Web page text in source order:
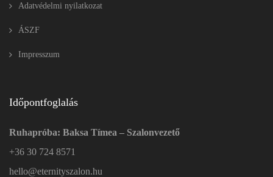
Adatvédelmi nyilatkozat
ÁSZF
Impresszum
Időpontfoglalás
Ruhapróba: Baksa Tímea – Szalonvezető
+36 30 724 8571
hello@eternityszalon.hu